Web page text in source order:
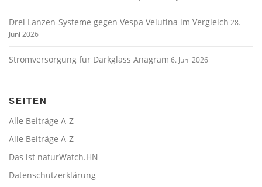
Drei Lanzen-Systeme gegen Vespa Velutina im Vergleich 28.
Juni 2026
Stromversorgung für Darkglass Anagram 6. Juni 2026
SEITEN
Alle Beiträge A-Z
Alle Beiträge A-Z
Das ist naturWatch.HN
Datenschutzerklärung